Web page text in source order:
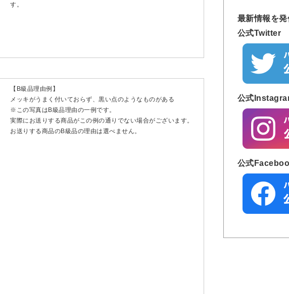
す。
【B級品理由例】
メッキがうまく付いておらず、黒い点のようなものがある
※この写真はB級品理由の一例です。
実際にお送りする商品がこの例の通りでない場合がございます。
お送りする商品のB級品の理由は選べません。
最新情報を発
公式Twitter
公式
公式